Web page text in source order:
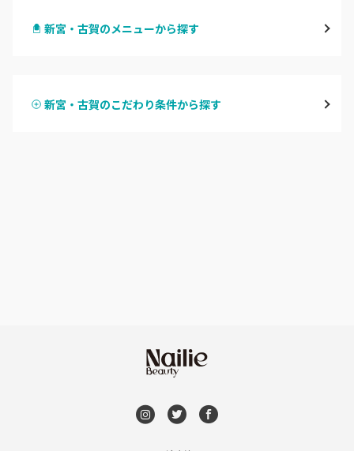
警固・赤坂・大濠
姪浜・筑前前原・九大学研都市
新宮・古賀のメニューから探す
ハンドスカルプ
新宮・古賀のこだわり条件から探す